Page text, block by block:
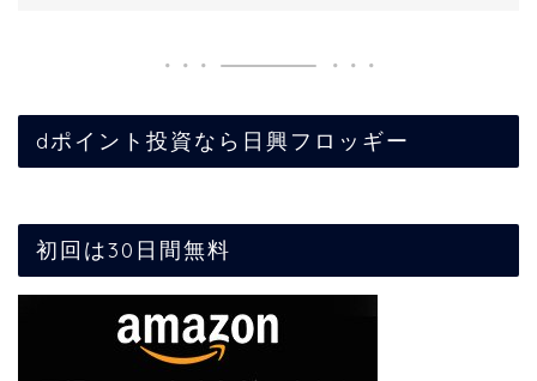
dポイント投資なら日興フロッギー
初回は30日間無料